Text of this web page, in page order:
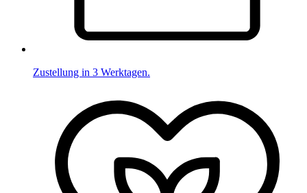
Zustellung in 3 Werktagen.